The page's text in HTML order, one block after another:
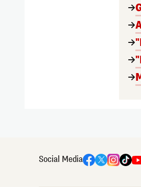
Social Media